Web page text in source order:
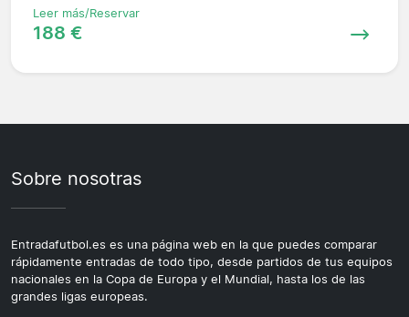
Leer más/Reservar
188 €
Sobre nosotras
Entradafutbol.es es una página web en la que puedes comparar
rápidamente entradas de todo tipo, desde partidos de tus equipos
nacionales en la Copa de Europa y el Mundial, hasta los de las
grandes ligas europeas.